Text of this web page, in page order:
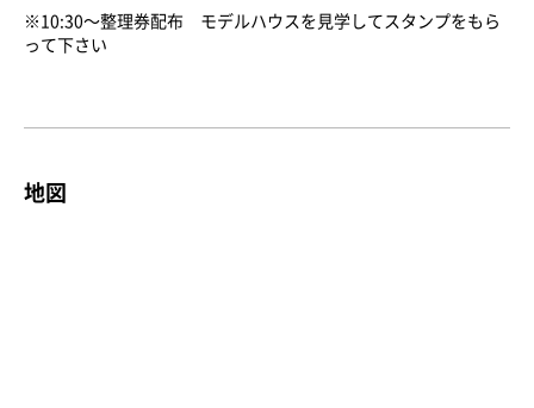
※10:30～整理券配布 モデルハウスを見学してスタンプをもら
って下さい
地図